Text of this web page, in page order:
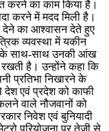
करने का काम किया है।
करने में मदद मिली है।
देने का आश्वासन देते हुए
व्यवस्था में यकीन
के साथ-साथ उनकी आंख
है। उन्होंने कहा कि
प्रतिभा निखारने के
देश एवं प्रदेश को काफी
वाले नौजवानों को
निवेश एवं बुनियादी
परियोजना पर तेजी से